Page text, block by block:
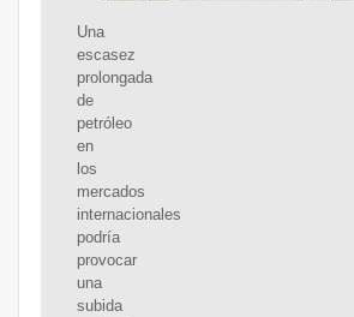
Una
escasez
prolongada
de
petróleo
en
los
mercados
internacionales
podría
provocar
una
subida